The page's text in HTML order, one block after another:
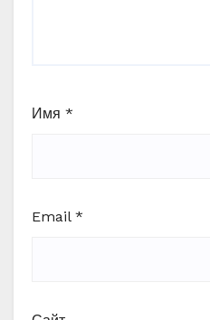
Имя *
Email *